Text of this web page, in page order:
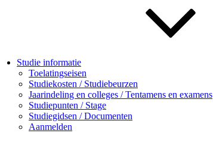
Studie informatie
Toelatingseisen
Studiekosten / Studiebeurzen
Jaarindeling en colleges / Tentamens en examens
Studiepunten / Stage
Studiegidsen / Documenten
Aanmelden